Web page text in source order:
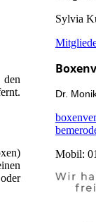
Sylvia
Dr.
Mobil: